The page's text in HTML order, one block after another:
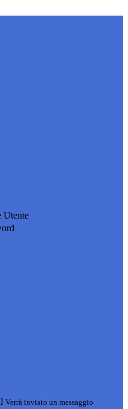
Utente
Verrà inviato un messaggio